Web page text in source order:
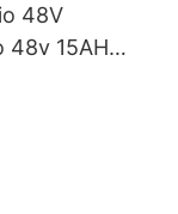
48V
48v 15AH